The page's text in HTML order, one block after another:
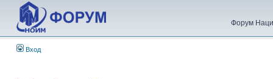
Форум
Вход